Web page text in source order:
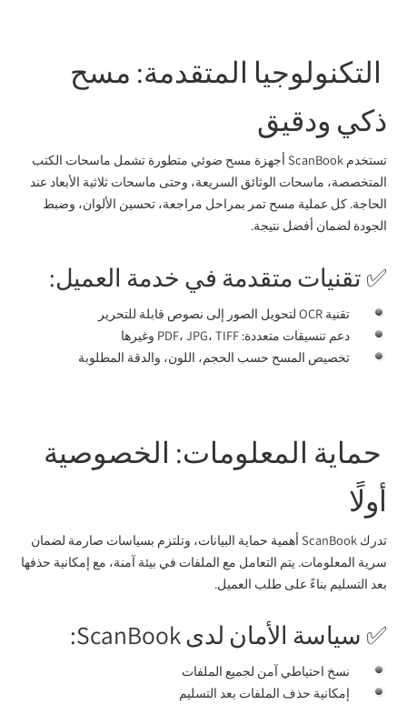
التكنولوجيا المتقدمة: مسح
ذكي ودقيق
تستخدم ScanBook أجهزة مسح ضوئي متطورة تشمل ماسحات الكتب
المتخصصة، ماسحات الوثائق السريعة، وحتى ماسحات ثلاثية الأبعاد عند
الحاجة. كل عملية مسح تمر بمراحل مراجعة، تحسين الألوان، وضبط
الجودة لضمان أفضل نتيجة.
✅ تقنيات متقدمة في خدمة العميل:
تقنية OCR لتحويل الصور إلى نصوص قابلة للتحرير
دعم تنسيقات متعددة: PDF، JPG، TIFF وغيرها
تخصيص المسح حسب الحجم، اللون، والدقة المطلوبة
حماية المعلومات: الخصوصية
أولًا
تدرك ScanBook أهمية حماية البيانات، وتلتزم بسياسات صارمة لضمان
سرية المعلومات. يتم التعامل مع الملفات في بيئة آمنة، مع إمكانية حذفها
بعد التسليم بناءً على طلب العميل.
✅ سياسة الأمان لدى ScanBook:
نسخ احتياطي آمن لجميع الملفات
إمكانية حذف الملفات بعد التسليم